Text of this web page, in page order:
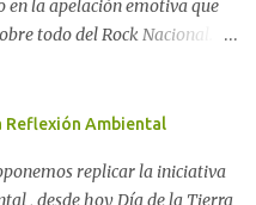
la tecnocracia nuclear
en el mundo. A 10 años
en la apelación emotiva que
todo del Rock Nacional.
en las canciones del
Reflexión Ambiental
replicar la iniciativa